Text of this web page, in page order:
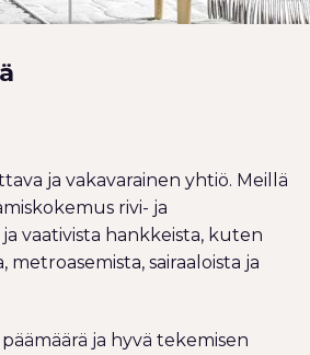
ja vakavarainen yhtiö. Meillä
rivi- ja
vaativista hankkeista, kuten
metroasemista, sairaaloista ja
ja hyvä tekemisen